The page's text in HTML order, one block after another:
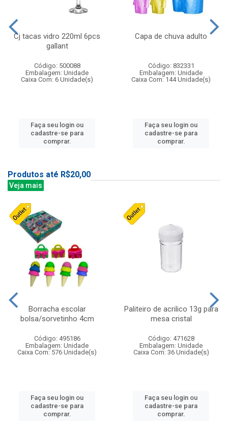
Cj tacas vidro 220ml 6pcs
gallant
Código: 500088
Embalagem: Unidade
Caixa Com: 6 Unidade(s)
Faça seu login ou
cadastre-se para
comprar.
Capa de chuva adulto
Código: 832331
Embalagem: Unidade
Caixa Com: 144 Unidade(s)
Faça seu login ou
cadastre-se para
comprar.
Produtos até R$20,00
Veja mais
Borracha escolar
bolsa/sorvetinho 4cm
Código: 495186
Embalagem: Unidade
Caixa Com: 576 Unidade(s)
Faça seu login ou
cadastre-se para
comprar.
Paliteiro de acrilico 13g para
mesa cristal
Código: 471628
Embalagem: Unidade
Caixa Com: 36 Unidade(s)
Faça seu login ou
cadastre-se para
comprar.